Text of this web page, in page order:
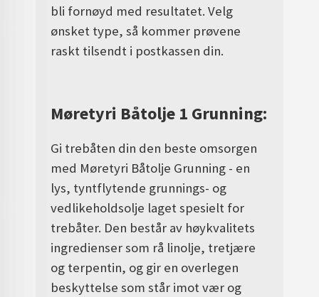
bli fornøyd med resultatet.Velg
ønsket type, så kommer prøvene
raskt tilsendt i postkassen din.
Møretyri Båtolje 1 Grunning:
Gi trebåten din den beste omsorgen
med Møretyri Båtolje Grunning - en
lys, tyntflytende grunnings- og
vedlikeholdsolje laget spesielt for
trebåter. Den består av høykvalitets
ingredienser som rå linolje, tretjære
og terpentin, og gir en overlegen
beskyttelse som står imot vær og